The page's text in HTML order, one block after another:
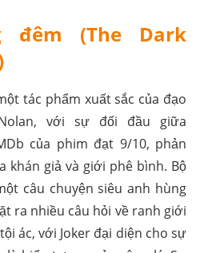
đêm (The Dark
tác phẩm xuất sắc của đạo
với sự đối đầu giữa
của phim đạt 9/10, phản
khán giả và giới phê bình. Bộ
câu chuyện siêu anh hùng
ra nhiều câu hỏi về ranh giới
ác, với Joker đại diện cho sự